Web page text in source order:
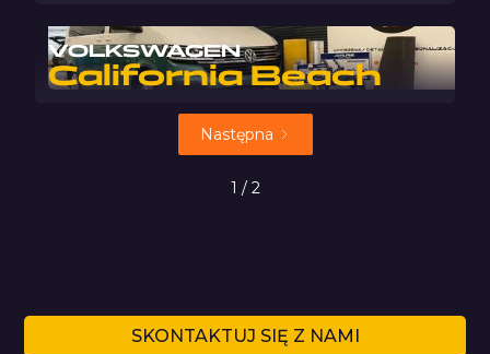
VOLKSWAGEN
California Beach
Następna
1 / 2
SKONTAKTUJ SIĘ Z NAMI